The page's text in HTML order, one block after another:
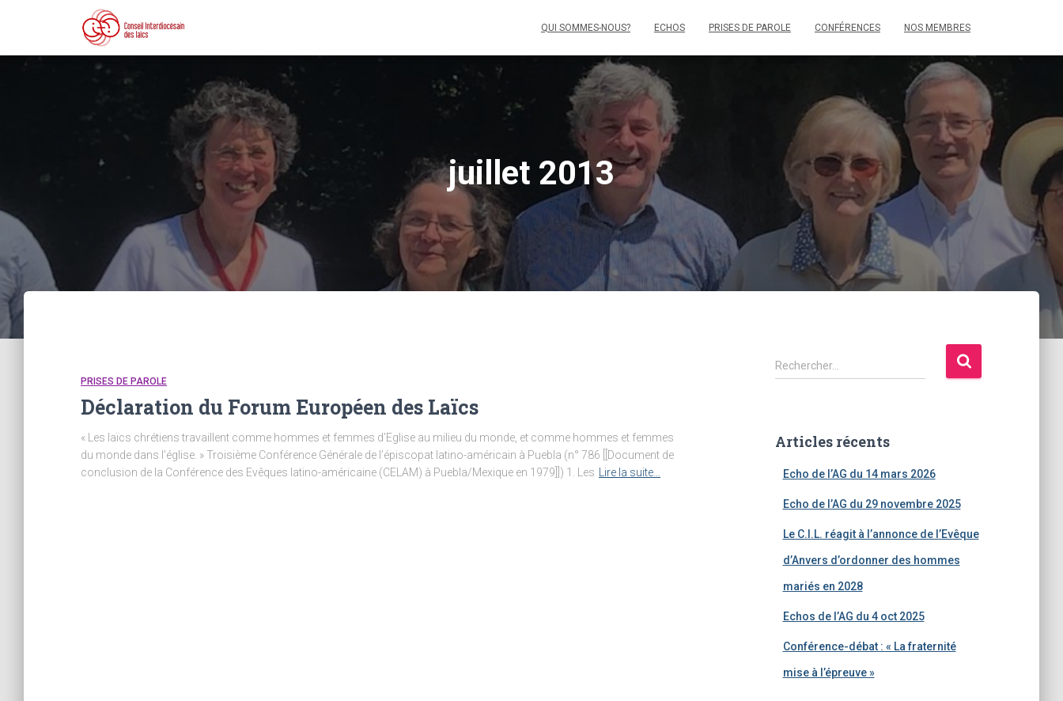
QUI SOMMES-NOUS? ECHOS PRISES DE PAROLE CONFÉRENCES NOS MEMBRES
juillet 2013
PRISES DE PAROLE
Déclaration du Forum Européen des Laïcs
« Les laïcs chrétiens travaillent comme hommes et femmes d’Eglise au milieu du monde, et comme hommes et femmes
du monde dans l’église. » Troisième Conférence Générale de l’épiscopat latino-américain à Puebla (n° 786 [[Document de
conclusion de la Conférence des Evêques latino-américaine (CELAM) à Puebla/Mexique en 1979]]) 1. Les
Lire la suite…
R
e
r
Rechercher…
Articles récents
Echo de l’AG du 14 mars 2026
Echo de l’AG du 29 novembre 2025
Le C.I.L. réagit à l’annonce de l’Evêque
d’Anvers d’ordonner des hommes
mariés en 2028
Echos de l’AG du 4 oct 2025
Conférence-débat : « La fraternité
mise à l’épreuve »